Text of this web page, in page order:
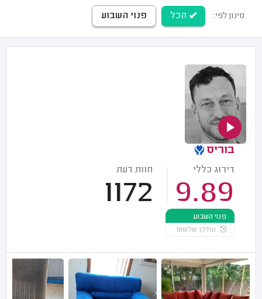
סינון לפי: הכל פנוי השבוע
בוריס
דירוג כללי
9.89
חוות דעת
1172
פנוי השבוע
עודכן שלשום